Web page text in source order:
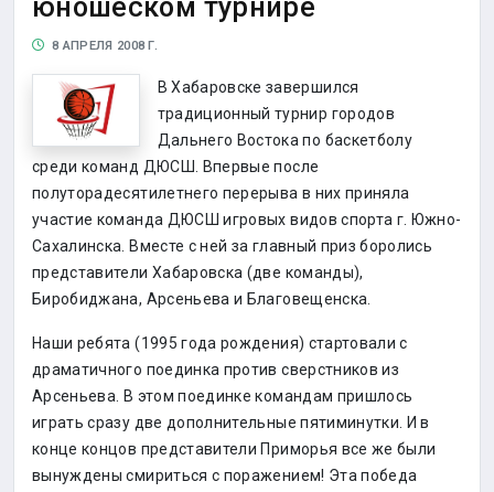
юношеском турнире
8 АПРЕЛЯ 2008 Г.
В Хабаровске завершился
традиционный турнир городов
Дальнего Востока по баскетболу
среди команд ДЮСШ. Впервые после
полуторадесятилетнего перерыва в них приняла
участие команда ДЮСШ игровых видов спорта г. Южно-
Сахалинска. Вместе с ней за главный приз боролись
представители Хабаровска (две команды),
Биробиджана, Арсеньева и Благовещенска.
Наши ребята (1995 года рождения) стартовали с
драматичного поединка против сверстников из
Арсеньева. В этом поединке командам пришлось
играть сразу две дополнительные пятиминутки. И в
конце концов представители Приморья все же были
вынуждены смириться с поражением! Эта победа